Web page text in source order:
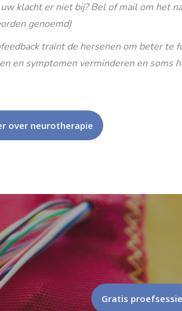
klacht er niet bij? Bel of mail om het
genoemd)
traint de hersenen om beter te
en symptomen verminderen en soms
over neurotherapie
Gratis proefsessie